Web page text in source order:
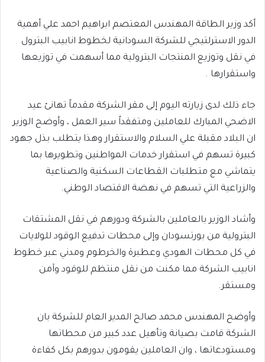
أكد وزير الطاقة المهندس المعتصم ابراهيم احمد علي أهمية
الدور الاسترلتيجي للشركة السودانية لخطوط انابيب البترول
في نقل وتوزيع المنتجات البترولية مما أسهمت في توزيعها
واستقرارها .
جاء ذلك لدى زيارته اليوم إلى مقر الشركة مقدماً تهانئ عيد
الاضحي المبارك للعاملين ومتفقداً سير العمل ، وأوضح الوزير
ان البلاد مقبلة علي السلام والاستقرار وهذا يتطلب بذل جهود
كبيرة تسهم في استقرار خدمات المواطنين وتطويرها بما
يتماشي مع متطلبات القطاعات السكنية والصناعية
والزراعية التي تسهم في نهضة الاقتصاد الوطني.
وأشاد الوزير بالعاملين بالشركة ودورهم في نقل المشتقات
البترولية من بورتسودان وإلى محطات تدفيع الوقود للولايات
في كل محطات الهودي وعطبرة والخرطوم ومدني عبر خطوط
انابيب الشركة مما مكنت من نقل منتظم للوقود وآمن
ومستقر.
وأوضح المهندس محمد صالح المدير العام للشركة بان
الشركة قامت بصيانة وتأهيل عدد كبير من محطاتها
ومستودعاتها ، وان العاملين يقومون بدورهم بكل كفاءة